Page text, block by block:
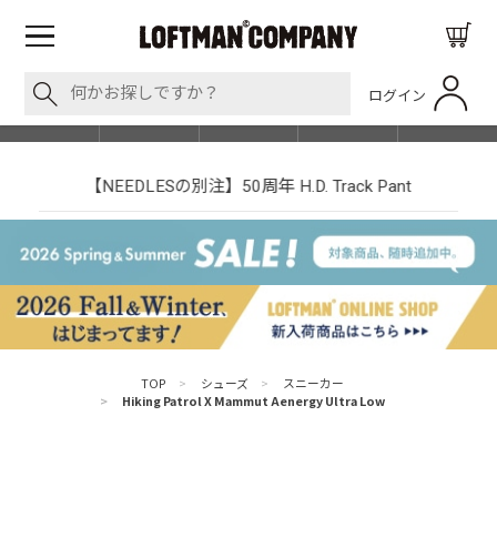
ログイン
SHOP LIST
【NEEDLESの別注】50周年 H.D. Track Pant
TOP > シューズ >
スニーカー
>
Hiking Patrol X Mammut Aenergy Ultra Low